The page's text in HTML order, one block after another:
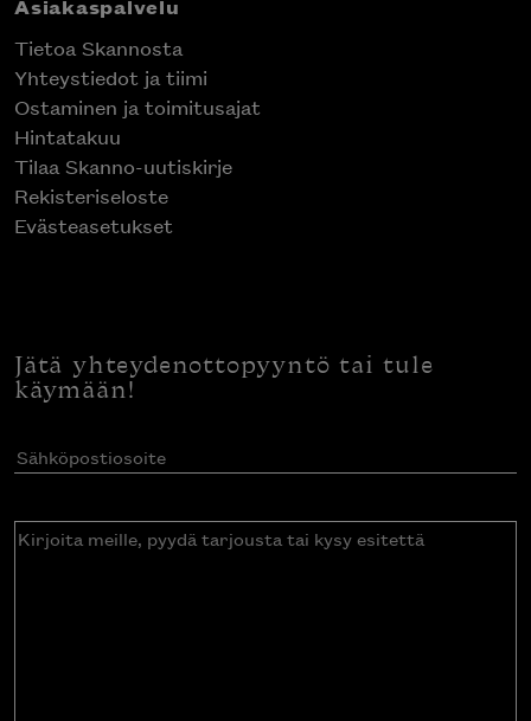
Asiakaspalvelu
Tietoa Skannosta
Yhteystiedot ja tiimi
Ostaminen ja toimitusajat
Hintatakuu
Tilaa Skanno-uutiskirje
Rekisteriseloste
Evästeasetukset
Jätä yhteydenottopyyntö tai tule
käymään!
Sähköpostiosoite(Pakollinen)
Kirjoita